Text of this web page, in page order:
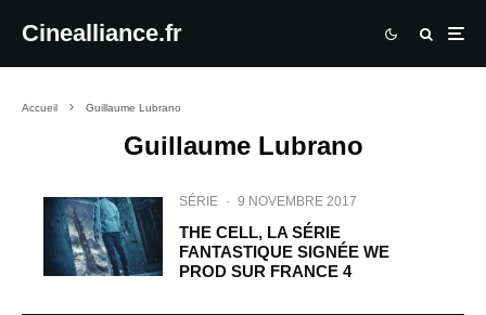
Cinealliance.fr
Accueil Guillaume Lubrano
Guillaume Lubrano
SÉRIE · 9 NOVEMBRE 2017
THE CELL, LA SÉRIE
FANTASTIQUE SIGNÉE WE
PROD SUR FRANCE 4